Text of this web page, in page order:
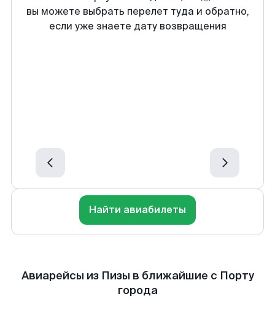
вы можете выбрать перелет туда и обратно,
если уже знаете дату возвращения
Найти авиабилеты
Авиарейсы из Пизы в ближайшие с Порту
города